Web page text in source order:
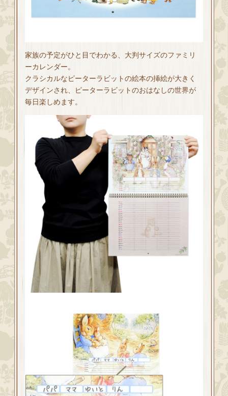
家族の予定がひと目でわかる、大判サイズのファミリ
ーカレンダー。
クラシカルなピーターラビットの絵本の挿絵が大きく
デザインされ、ピーターラビットのおはなしの世界が
毎日楽しめます。